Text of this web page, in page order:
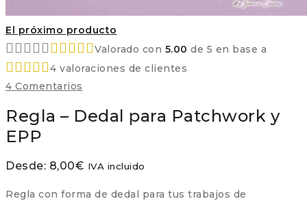
El próximo producto
Valorado con 5.00 de 5 en base a
4 valoraciones de clientes
4 Comentarios
Regla – Dedal para Patchwork y
EPP
Desde: 8,00€ IVA incluido
Regla con forma de dedal para tus trabajos de